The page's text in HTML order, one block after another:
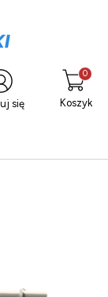
się Koszyk